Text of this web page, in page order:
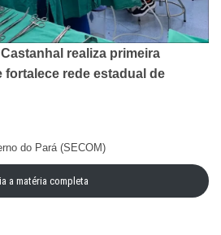
realiza primeira
fortalece rede estadual de
do Pará (SECOM)
a matéria completa